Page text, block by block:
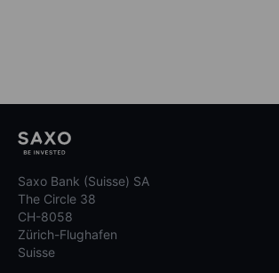
Saxo Bank (Suisse) SA
The Circle 38
CH-8058
Zürich-Flughafen
Suisse